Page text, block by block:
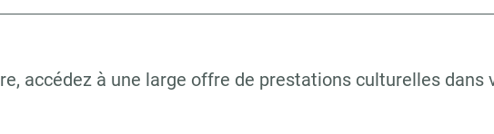
accédez à une large offre de prestations culturelles